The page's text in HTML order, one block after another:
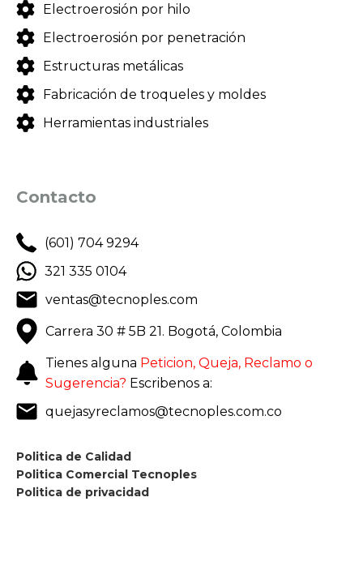
Electroerosión por hilo
Electroerosión por penetración
Estructuras metálicas
Fabricación de troqueles y moldes
Herramientas industriales
Contacto
(601) 704 9294
321 335 0104
ventas@tecnoples.com
Carrera 30 # 5B 21. Bogotá, Colombia
Tienes alguna Peticion, Queja, Reclamo o
Sugerencia? Escribenos a:
quejasyreclamos@tecnoples.com.co
Politica de Calidad
Politica Comercial Tecnoples
Politica de privacidad